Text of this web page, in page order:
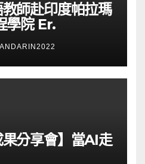
師赴印度帕拉瑪
學院 Er.
果分享會】當AI走